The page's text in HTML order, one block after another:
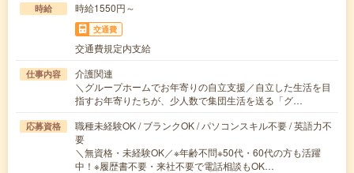
時給 時給1550円～
交通費
交通費規定内支給
仕事内容
介護関連
＼グループホームでお年寄りの自立支援／自立した生活を目
指すお年寄りたちが、少人数で集団生活を送る「グ…
応募資格
職種未経験OK / ブランクOK / パソコンスキル不要 / 英語力不
要
＼無資格・未経験OK／※年齢不問※50代・60代の方も活躍
中！※履歴書不要・来社不要で電話相談もOK…